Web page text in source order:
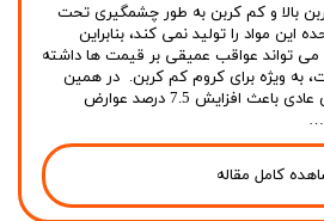
بالا و کم کربن به طور چشمگیری تحت
این مواد را تولید نمی کند، بنابراین
می تواند عواقب عمیقی بر قیمت ها داشته
به ویژه برای کروم کم کربن. در همین
حال، از دست دادن روابط تجاری عادی باعث افزایش 7.5 درصد عوارض
…
کامل مقاله